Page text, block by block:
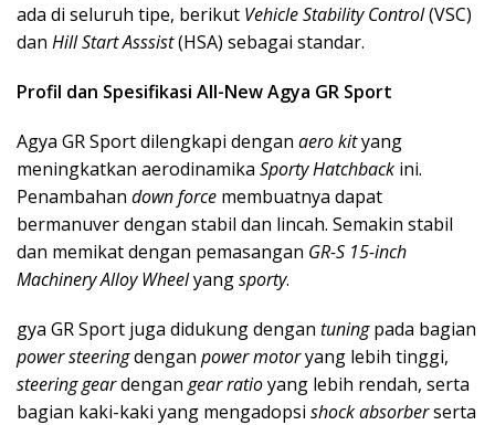
ada di seluruh tipe, berikut Vehicle Stability Control(VSC)
dan Hill Start Asssist(HSA) sebagai standar.
Profil dan Spesifikasi All-New Agya GR Sport
Agya GR Sport dilengkapi dengan aero kityang
meningkatkan aerodinamika Sporty Hatchback ini.
Penambahan down force membuatnya dapat
bermanuver dengan stabil dan lincah. Semakin stabil
dan memikat dengan pemasangan GR-S 15-inch
Machinery Alloy Wheelyangsporty.
gya GR Sport juga didukung dengan tuningpada bagian
power steeringdengan power motoryang lebih tinggi,
steering geardengan gear ratioyang lebih rendah, serta
bagian kaki-kaki yang mengadopsi shock absorberserta